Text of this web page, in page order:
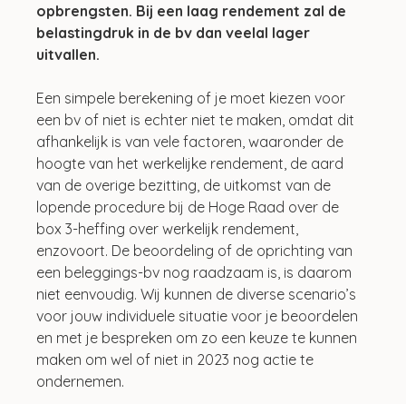
opbrengsten. Bij een laag rendement zal de
belastingdruk in de bv dan veelal lager
uitvallen.
Een simpele berekening of je moet kiezen voor
een bv of niet is echter niet te maken, omdat dit
afhankelijk is van vele factoren, waaronder de
hoogte van het werkelijke rendement, de aard
van de overige bezitting, de uitkomst van de
lopende procedure bij de Hoge Raad over de
box 3-heffing over werkelijk rendement,
enzovoort. De beoordeling of de oprichting van
een beleggings-bv nog raadzaam is, is daarom
niet eenvoudig. Wij kunnen de diverse scenario’s
voor jouw individuele situatie voor je beoordelen
en met je bespreken om zo een keuze te kunnen
maken om wel of niet in 2023 nog actie te
ondernemen.